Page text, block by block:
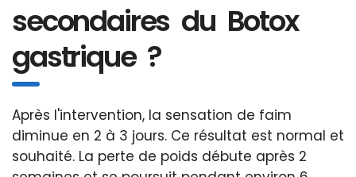
secondaires du Botox
gastrique ?
Après l'intervention, la sensation de faim
diminue en 2 à 3 jours. Ce résultat est normal et
souhaité. La perte de poids débute après 2